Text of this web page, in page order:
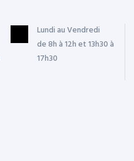
Lundi au Vendredi
de 8h à 12h et 13h30 à
17h30